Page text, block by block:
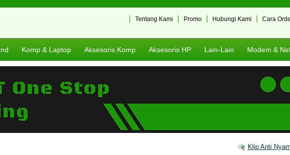
Cara
Hubungi Kami
Promo
Tentang Kami
Komp & Laptop Aksesoris Komp Aksesoris HP Lain-Lain Modem &
Klip Anti